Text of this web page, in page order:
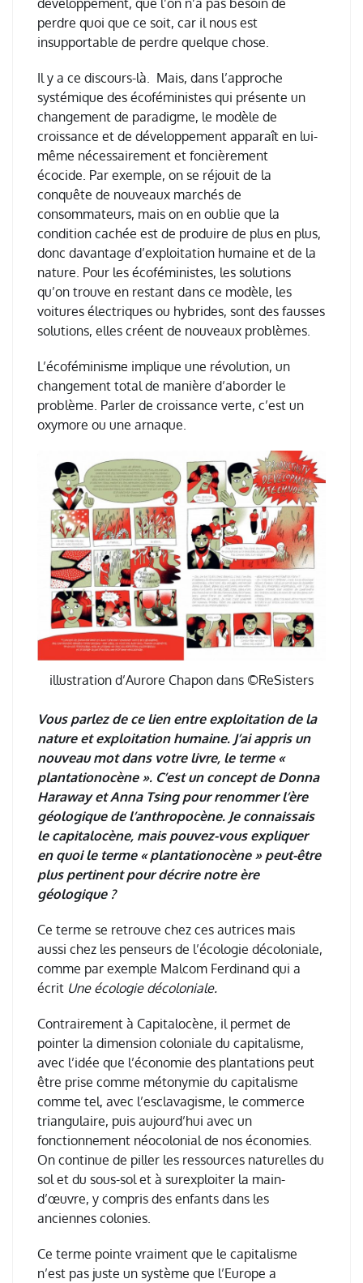
perdre quoi que ce soit, car il nous est
insupportable de perdre quelque chose.
Il y a ce discours-là . Mais, dans l’approche
systémique des écoféministes qui présente un
changement de paradigme, le modèle de
croissance et de développement apparaît en lui-
même nécessairement et foncièrement
écocide. Par exemple, on se réjouit de la
conquête de nouveaux marchés de
consommateurs, mais on en oublie que la
condition cachée est de produire de plus en plus,
donc davantage d’exploitation humaine et de la
nature. Pour les écoféministes, les solutions
qu’on trouve en restant dans ce modèle, les
voitures électriques ou hybrides, sont des fausses
solutions, elles créent de nouveaux problèmes.
L ’écoféminisme implique une révolution, un
changement total de manière d’aborder le
problème. Parler de croissance verte, c’est un
oxymore ou une arnaque.
illustration d’Aurore Chapon dans ©ReSisters
Vous parlez de ce lien entre exploitation de la
nature et exploitation humaine. J’ai appris un
nouveau mot dans votre livre, le terme «
plantationocène ». C’est un concept de Donna
Haraway et Anna Tsing pour renommer l’ère
géologique de l’anthropocène. Je connaissais
le capitalocène, mais pouvez-vous expliquer
en quoi le terme « plantationocène » peut-être
plus pertinent pour décrire notre ère
géologique ?
Ce terme se retrouve chez ces autrices mais
aussi chez les penseurs de l’écologie décoloniale,
comme par exemple Malcom Ferdinand qui a
écrit Une écologie décoloniale.
Contrairement à Capitalocène, il permet de
pointer la dimension coloniale du capitalisme,
avec l’idée que l’économie des plantations peut
être prise comme métonymie du capitalisme
comme tel, avec l’esclavagisme, le commerce
triangulaire, puis aujourd’hui avec un
fonctionnement néocolonial de nos économies.
On continue de piller les ressources naturelles du
sol et du sous-sol et à surexploiter la main-
d’œuvre, y compris des enfants dans les
anciennes colonies.
Ce terme pointe vraiment que le capitalisme
n’est pas juste un système que l’Europe a